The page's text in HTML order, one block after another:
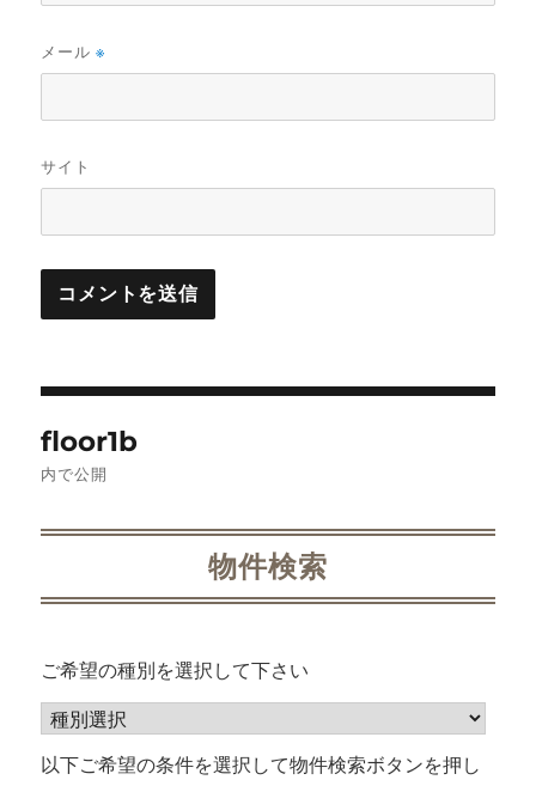
メール※
サイト
稿
ゲ
ー
シ
ョ
floor1b
内で公開
物件検索
ご希望の種別を選択して下さい
以下ご希望の条件を選択して物件検索ボタンを押し